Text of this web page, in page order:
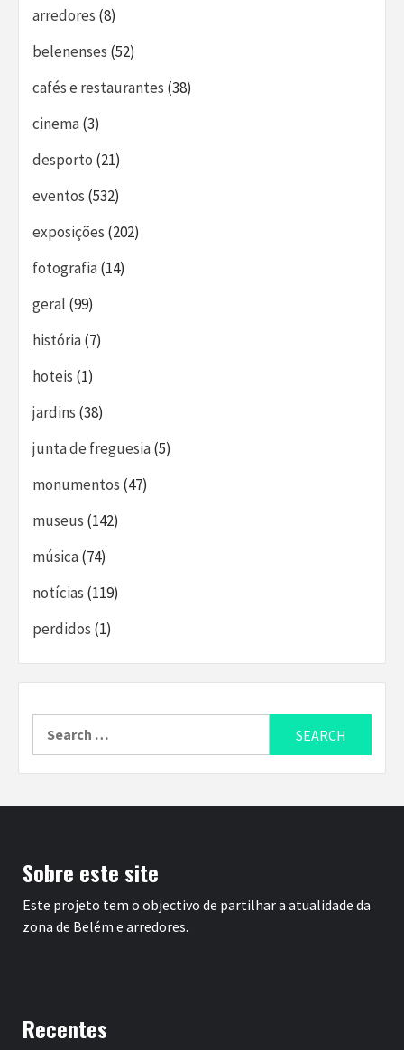
arredores (8)
belenenses (52)
cafés e restaurantes (38)
cinema(3)
desporto (21)
eventos (532)
exposições (202)
fotografia(14)
geral (99)
história(7)
hoteis (1)
jardins (38)
junta de freguesia(5)
monumentos (47)
museus (142)
música(74)
notícias (119)
perdidos (1)
Sobre este site
Este projeto tem o objectivo de partilhar a atualidade da
zona de Belém e arredores.
Recentes